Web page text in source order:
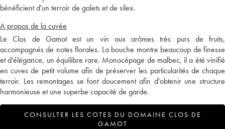
bénéficient d'un terroir de galets et de silex.
A propos de la cuvée
Le Clos de Gamot est un vin aux arômes très purs de fruits,
accompagnés de notes florales. La bouche montre beaucoup de finesse
et d'élégance, un équilibre rare. Monocépage de malbec, il a été vinifié
en cuves de petit volume afin de préserver les particularités de chaque
terroir. Les remontages se font doucement afin d'obtenir une structure
harmonieuse et une superbe capacité de garde.
CONSULTER LES COTES DU DOMAINE CLOS DE
GAMOT